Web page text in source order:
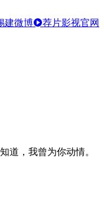
建微博
荐片影视官网
道，我曾为你动情。